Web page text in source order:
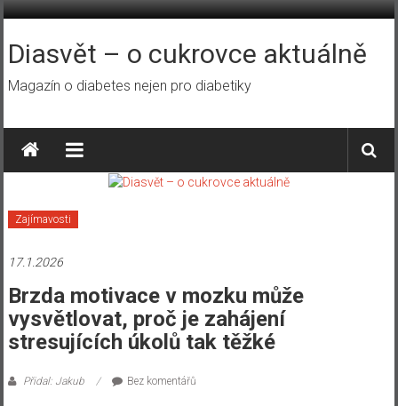
Přeskočit
obsah
Diasvět – o cukrovce aktuálně
Magazín o diabetes nejen pro diabetiky
Zajímavosti
17.1.2026
Brzda motivace v mozku může
vysvětlovat, proč je zahájení
stresujících úkolů tak těžké
Přidal: Jakub Bez komentářů